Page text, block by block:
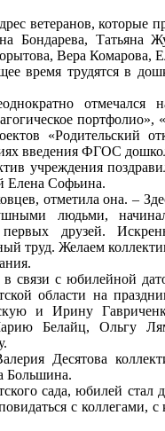
ветеранов, которые
Татьяна
Вера Комарова,
время трудятся в
отмечался
портфолио»,
«Родительский
введения ФГОС
учреждения
Елена Софьина.
отметила она. –
людьми,
друзей.
труд. Желаем
связи с юбилейной
области на
и Ирину
Белайц, Ольгу
Десятова
Большина.
сада, юбилей стал
с коллегами,